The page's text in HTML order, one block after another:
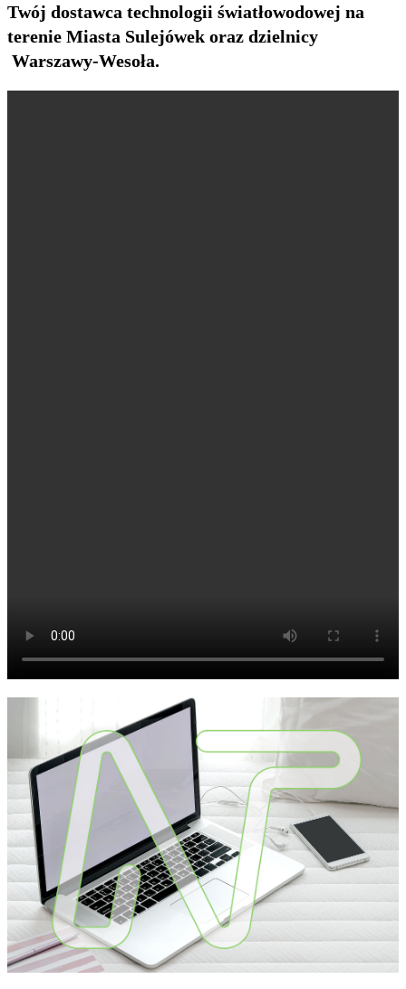
Twój dostawca technologii światłowodowej na
terenie Miasta Sulejówek oraz dzielnicy
Warszawy-Wesoła.